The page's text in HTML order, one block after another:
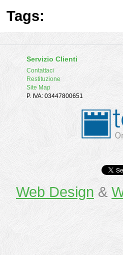
Tags:
Servizio Clienti
Contattaci
Restituzione
Site Map
P. IVA: 03447800651
Web Design &